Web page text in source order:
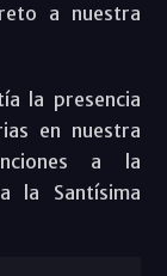
a nuestra
la presencia
en nuestra
a la
la Santísima